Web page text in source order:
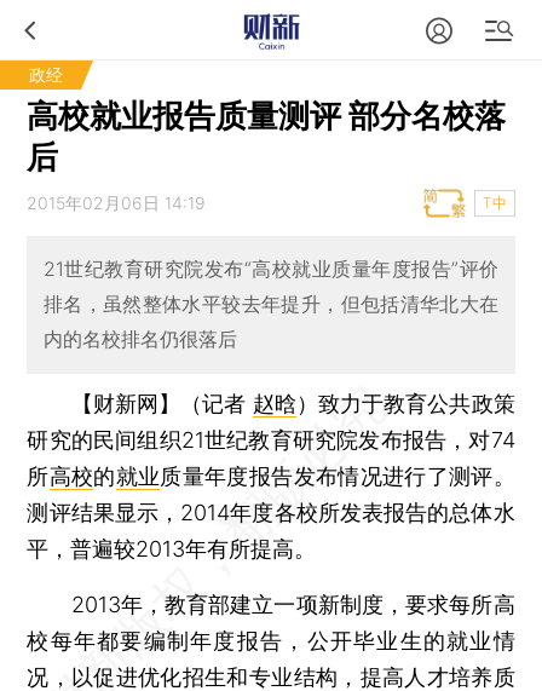
政经
高校就业报告质量测评 部分名校落
后
2015年02月06日 14:19 T中
21世纪教育研究院发布“高校就业质量年度报告”评价
排名，虽然整体水平较去年提升，但包括清华北大在
内的名校排名仍很落后
【财新网】（记者 赵晗） 致力于教育公共政策
研究的民间组织21世纪教育研究院发布报告，对74
所高校的就业质量年度报告发布情况进行了测评。
测评结果显示，2014年度各校所发表报告的总体水
平，普遍较2013年有所提高。
2013年，教育部建立一项新制度，要求每所高
校每年都要编制年度报告，公开毕业生的就业情
况，以促进优化招生和专业结构，提高人才培养质